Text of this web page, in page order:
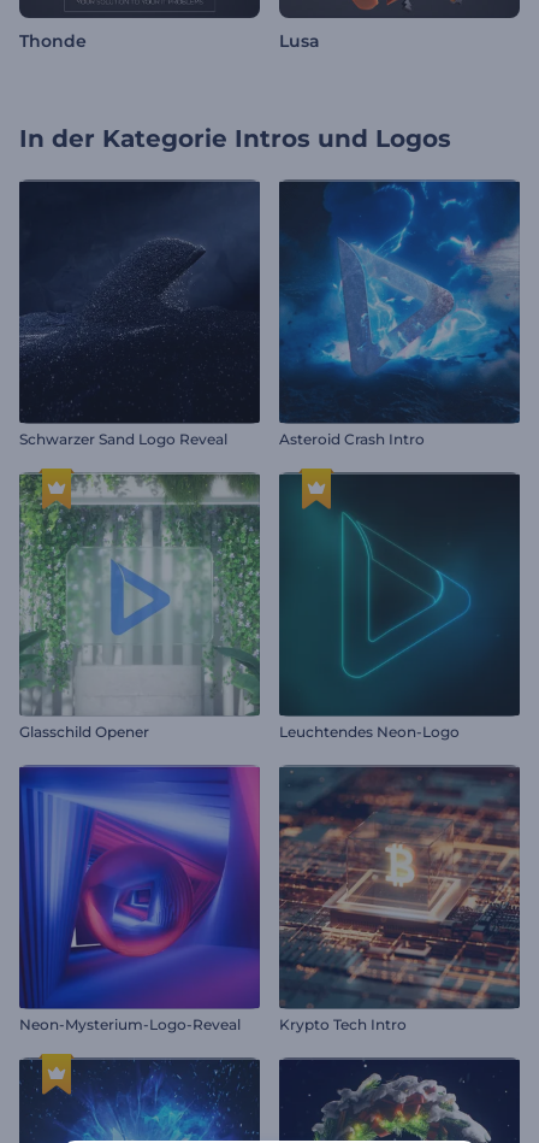
Thonde Lusa
In der Kategorie Intros und Logos
Schwarzer Sand Logo Reveal Asteroid Crash Intro
Glasschild Opener Leuchtendes Neon-Logo
Neon-Mysterium-Logo-Reveal Krypto Tech Intro